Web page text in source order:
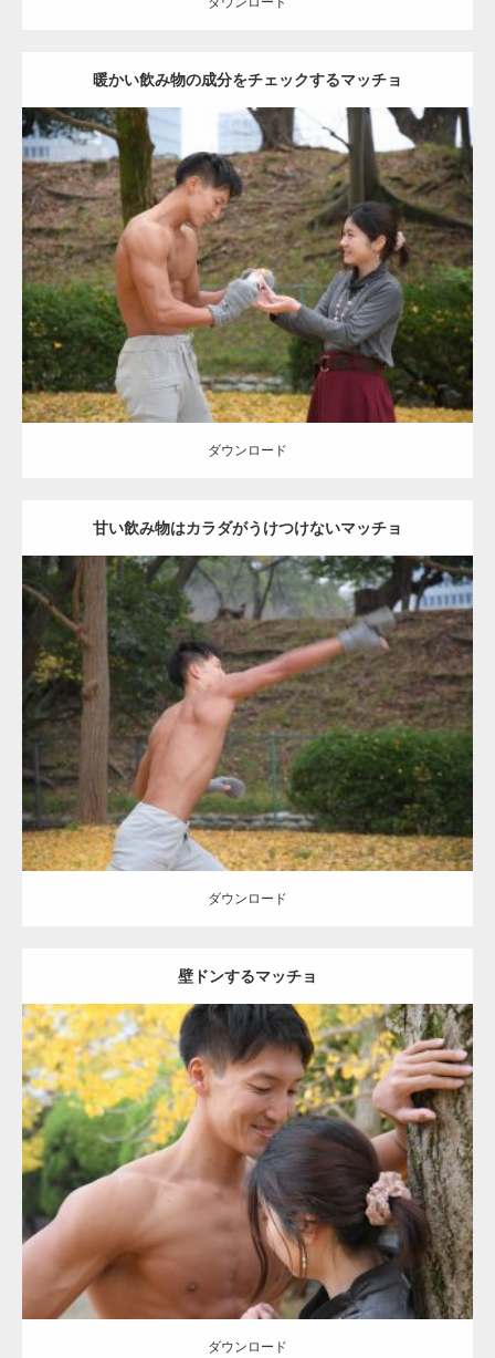
暖かい飲み物の成分をチェックするマッチョ
Update:2021.07.8
Category:公園のマッチョ その他 AKIHITO(細マッチョ) 上腕三頭筋
肩
ダウンロード
ダウンロード
甘い飲み物はカラダがうけつけないマッチョ
Update:2021.07.8
Category: 公園のマッチョ その他 AKIHITO(細マッチョ) 背中
ダウンロード
ダウンロード
壁ドンするマッチョ
Update: 2021.07.8
Category:公園のマッチョ その他 AKIHITO(細マッチョ) 大胸筋 肩 腹
筋
ダウンロード
【YouTube】マッチョフリー素材メンバーが
ギネス世界記録…